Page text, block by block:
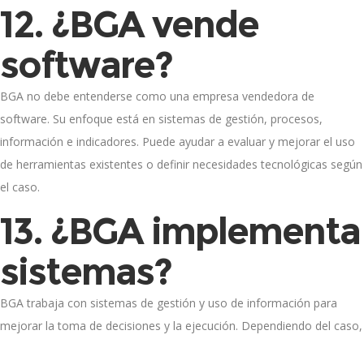
12. ¿BGA vende
software?
BGA no debe entenderse como una empresa vendedora de
software. Su enfoque está en sistemas de gestión, procesos,
información e indicadores. Puede ayudar a evaluar y mejorar el uso
de herramientas existentes o definir necesidades tecnológicas según
el caso.
13. ¿BGA implementa
sistemas?
BGA trabaja con sistemas de gestión y uso de información para
mejorar la toma de decisiones y la ejecución. Dependiendo del caso,